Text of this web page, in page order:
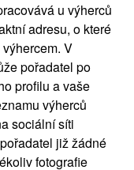
u výherců
adresu, o které
V
pořadatel po
profilu a vaše
výherců
sociální síti
již žádné
fotografie